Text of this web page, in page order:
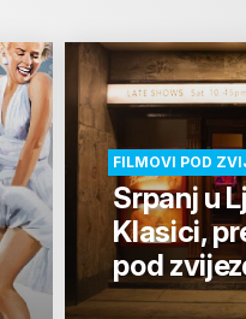
FILMOVI POD
Srpanj u
Klasici,
pod